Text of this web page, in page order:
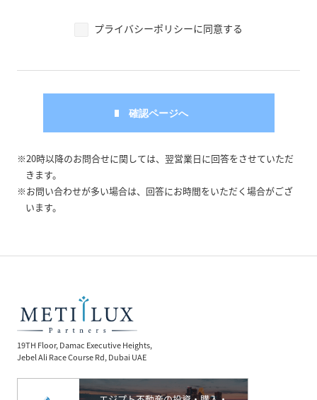
プライバシーポリシーに同意する
※20時以降のお問合せに関しては、翌営業日に回答をさせていただ
きます。
※お問い合わせが多い場合は、回答にお時間をいただく場合がござ
います。
19TH Floor, Damac Executive Heights,
Jebel Ali Race Course Rd, Dubai UAE